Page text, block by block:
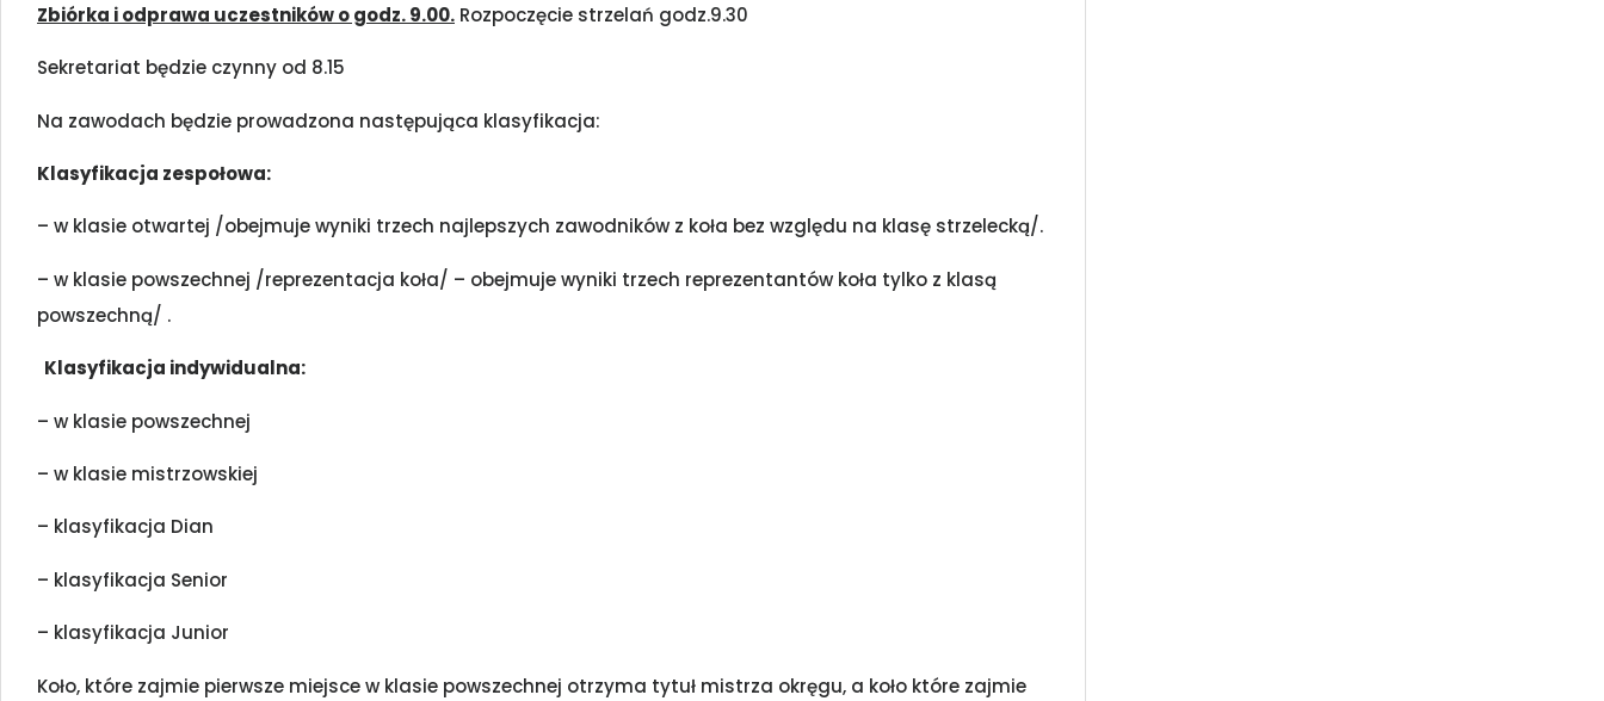
Zbiórka i odprawa uczestników o godz. 9.00. Rozpoczęcie strzelań godz.9.30
Sekretariat będzie czynny od 8.15
Na zawodach będzie prowadzona następująca klasyfikacja:
Klasyfikacja zespołowa:
– w klasie otwartej /obejmuje wyniki trzech najlepszych zawodników z koła bez względu na klasę strzelecką/.
– w klasie powszechnej /reprezentacja koła/ – obejmuje wyniki trzech reprezentantów koła tylko z klasą
powszechną/ .
Klasyfikacja indywidualna:
– w klasie powszechnej
– w klasie mistrzowskiej
– klasyfikacja Dian
– klasyfikacja Senior
– klasyfikacja Junior
Koło, które zajmie pierwsze miejsce w klasie powszechnej otrzyma tytuł mistrza okręgu, a koło które zajmie